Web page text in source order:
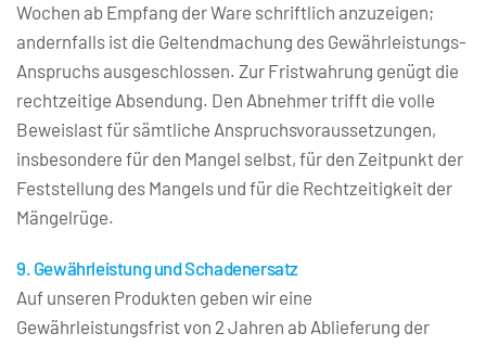
Wochen ab Empfang der Ware schriftlich anzuzeigen;
andernfalls ist die Geltendmachung des Gewährleistungs-
Anspruchs ausgeschlossen. Zur Fristwahrung genügt die
rechtzeitige Absendung. Den Abnehmer trifft die volle
Beweislast für sämtliche Anspruchsvoraussetzungen,
insbesondere für den Mangel selbst, für den Zeitpunkt der
Feststellung des Mangels und für die Rechtzeitigkeit der
Mängelrüge.
9. Gewährleistung und Schadenersatz
Auf unseren Produkten geben wir eine
Gewährleistungsfrist von 2 Jahren ab Ablieferung der